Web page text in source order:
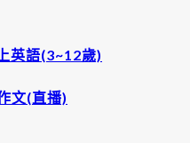
英語(3~12歲)
文(直播)